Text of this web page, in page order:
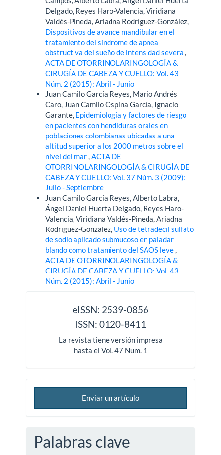
Delgado, Reyes Haro-Valencia, Viridiana
Valdés-Pineda, Ariadna Rodríguez-González,
Dispositivos de avance mandibular en el
tratamiento del síndrome de apnea
obstructiva del sueño de intensidad severa,
ACTA DE OTORRINOLARINGOLOGÍA &
CIRUGÍA DE CABEZA Y CUELLO: Vol. 43
Núm. 2 (2015): Abril - Junio
Juan Camilo García Reyes, Mario Andrés
Caro, Juan Camilo Ospina García, Ignacio
Garante, Epidemiología y factores de riesgo
en pacientes con hendiduras orales en
poblaciones colombianas ubicadas a una
altitud superior a los 2000 metros sobre el
nivel del mar,ACTA DE
OTORRINOLARINGOLOGÍA & CIRUGÍA DE
CABEZA Y CUELLO: Vol. 37 Núm. 3 (2009):
Julio - Septiembre
Juan Camilo García Reyes, Alberto Labra,
Ángel Daniel Huerta Delgado, Reyes Haro-
Valencia, Viridiana Valdés-Pineda, Ariadna
Rodríguez-González, Uso de tetradecil sulfato
de sodio aplicado submucoso en paladar
blando como tratamiento del SAOS leve,
ACTA DE OTORRINOLARINGOLOGÍA &
CIRUGÍA DE CABEZA Y CUELLO: Vol. 43
Núm. 2 (2015): Abril - Junio
eISSN: 2539-0856
ISSN: 0120-8411
La revista tiene versión impresa
hasta el Vol. 47 Num. 1
Enviar un artículo
Palabras clave